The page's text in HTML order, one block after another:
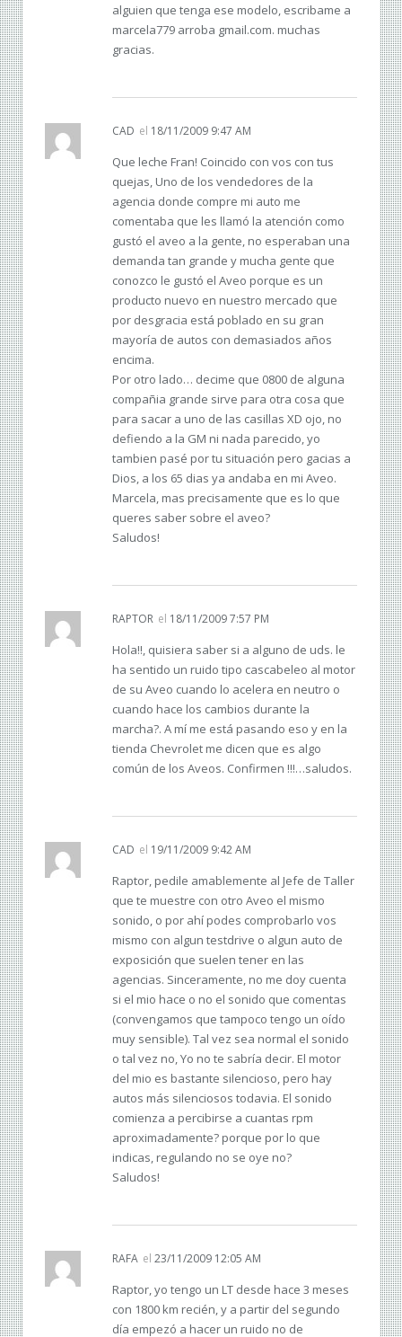
alguien que tenga ese modelo, escribame a
marcela779 arroba gmail.com. muchas
gracias.
CAD el 18/11/2009 9:47 AM
Que leche Fran! Coincido con vos con tus
quejas, Uno de los vendedores de la
agencia donde compre mi auto me
comentaba que les llamó la atención como
gustó el aveo a la gente, no esperaban una
demanda tan grande y mucha gente que
conozco le gustó el Aveo porque es un
producto nuevo en nuestro mercado que
por desgracia está poblado en su gran
mayoría de autos con demasiados años
encima.
Por otro lado… decime que 0800 de alguna
compañia grande sirve para otra cosa que
para sacar a uno de las casillas XD ojo, no
defiendo a la GM ni nada parecido, yo
tambien pasé por tu situación pero gacias a
Dios, a los 65 dias ya andaba en mi Aveo.
Marcela, mas precisamente que es lo que
queres saber sobre el aveo?
Saludos!
RAPTOR el 18/11/2009 7:57 PM
Hola!!, quisiera saber si a alguno de uds. le
ha sentido un ruido tipo cascabeleo al motor
de su Aveo cuando lo acelera en neutro o
cuando hace los cambios durante la
marcha?. A mí me está pasando eso y en la
tienda Chevrolet me dicen que es algo
común de los Aveos. Confirmen !!!…saludos.
CAD el 19/11/2009 9:42 AM
Raptor, pedile amablemente al Jefe de Taller
que te muestre con otro Aveo el mismo
sonido, o por ahí podes comprobarlo vos
mismo con algun testdrive o algun auto de
exposición que suelen tener en las
agencias. Sinceramente, no me doy cuenta
si el mio hace o no el sonido que comentas
(convengamos que tampoco tengo un oído
muy sensible). Tal vez sea normal el sonido
o tal vez no, Yo no te sabría decir. El motor
del mio es bastante silencioso, pero hay
autos más silenciosos todavia. El sonido
comienza a percibirse a cuantas rpm
aproximadamente? porque por lo que
indicas, regulando no se oye no?
Saludos!
RAFA el 23/11/2009 12:05 AM
Raptor, yo tengo un LT desde hace 3 meses
con 1800 km recién, y a partir del segundo
día empezó a hacer un ruido no de